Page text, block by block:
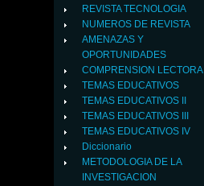
REVISTA TECNOLOGIA
NUMEROS DE REVISTA
AMENAZAS Y
OPORTUNIDADES
COMPRENSION LECTORA
TEMAS EDUCATIVOS
TEMAS EDUCATIVOS II
TEMAS EDUCATIVOS III
TEMAS EDUCATIVOS IV
Diccionario
METODOLOGIA DE LA
INVESTIGACION